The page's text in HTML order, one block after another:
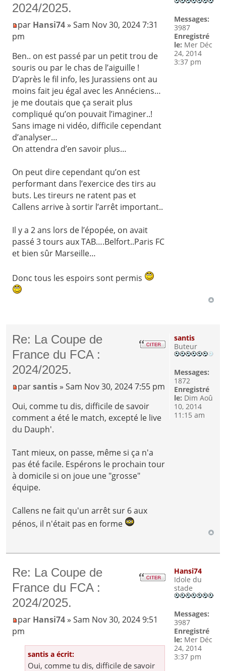
2024/2025.
par Hansi74» Sam Nov 30, 2024 7:31
pm
Ben.. on est passé par un petit trou de
souris ou par le chas de l’aiguille !
D’après le fil info, les Jurassiens ont au
moins fait jeu égal avec les Annéciens…
je me doutais que ça serait plus
compliqué qu’on pouvait l’imaginer..!
Sans image ni vidéo, difficile cependant
d’analyser…
On attendra d’en savoir plus…
On peut dire cependant qu’on est
performant dans l’exercice des tirs au
buts. Les tireurs ne ratent pas et
Callens arrive à sortir l’arrêt important..
Il y a 2 ans lors de l’épopée, on avait
passé 3 tours aux TAB….Belfort..Paris FC
et bien sûr Marseille…
Donc tous les espoirs sont permis
Messages:
3987
Enregistré
le: Mer Déc
24, 2014
3:37 pm
Re: La Coupe de
France du FCA :
2024/2025.
parsantis » Sam Nov 30, 2024 7:55 pm
Oui, comme tu dis, difficile de savoir
comment a été le match, excepté le live
du Dauph'.
Tant mieux, on passe, même si ça n'a
pas été facile. Espérons le prochain tour
à domicile si on joue une "grosse"
équipe.
Callens ne fait qu'un arrêt sur 6 aux
pénos, il n'était pas en forme
santis
Buteur
Messages:
1872
Enregistré
le: Dim Aoû
10, 2014
11:15 am
Re: La Coupe de
France du FCA :
2024/2025.
par Hansi74» Sam Nov 30, 2024 9:51
pm
santis a écrit:
Oui, comme tu dis, difficile de savoir
Hansi74
Idole du
stade
Messages:
3987
Enregistré
le: Mer Déc
24, 2014
3:37 pm